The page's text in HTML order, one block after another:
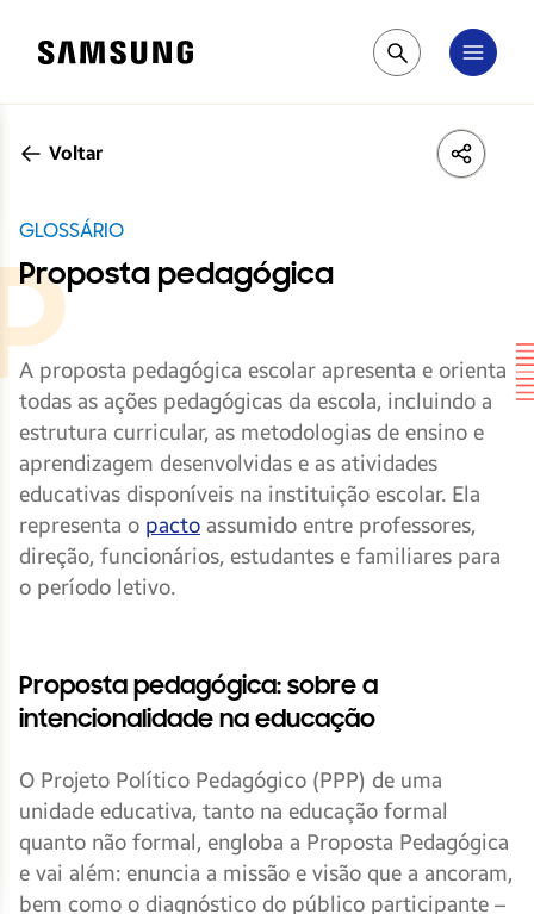
Samsung Pesquisar
Voltar LinkedIn
Share
GLOSSÁRIO
Proposta pedagógica
A proposta pedagógica escolar apresenta e orienta
todas as ações pedagógicas da escola, incluindo a
estrutura curricular, as metodologias de ensino e
aprendizagem desenvolvidas e as atividades
educativas disponíveis na instituição escolar. Ela
representa o pacto assumido entre professores,
direção, funcionários, estudantes e familiares para
o período letivo.
Proposta pedagógica: sobre a
intencionalidade na educação
O Projeto Político Pedagógico (PPP) de uma
unidade educativa, tanto na educação formal
quanto não formal, engloba a Proposta Pedagógica
e vai além: enuncia a missão e visão que a ancoram,
bem como o diagnóstico do público participante –